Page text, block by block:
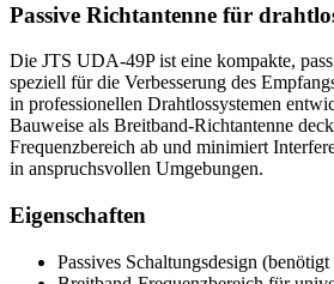
Passive Richtantenne für
Die JTS UDA-49P ist eine kompakte,
speziell für die Verbesserung des
in professionellen Drahtlossystemen
Bauweise als Breitband-Richtantenne
Frequenzbereich ab und minimiert
in anspruchsvollen Umgebungen.
Eigenschaften
Passives Schaltungsdesign